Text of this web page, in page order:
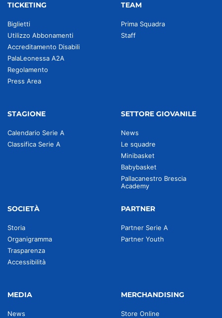
TICKETING
Biglietti
Utilizzo Abbonamenti
Accreditamento Disabili
PalaLeonessa A2A
Regolamento
Press Area
TEAM
Prima Squadra
Staff
STAGIONE
Calendario Serie A
Classifica Serie A
SETTORE GIOVANILE
News
Le squadre
Minibasket
Babybasket
Pallacanestro Brescia
Academy
SOCIETÀ
Storia
Organigramma
Trasparenza
Accessibilità
PARTNER
Partner Serie A
Partner Youth
MEDIA
News
MERCHANDISING
Store Online